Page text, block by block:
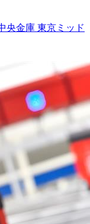
金庫 東京ミッド